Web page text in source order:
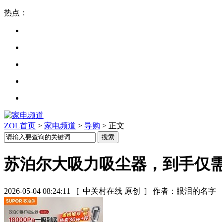
热点：
ZOL首页 > 家电频道 > 导购 > 正文
苏泊尔大吸力吸尘器，到手仅
2026-05-04 08:24:11 [ 中关村在线 原创 ] 作者：眼泪的名字